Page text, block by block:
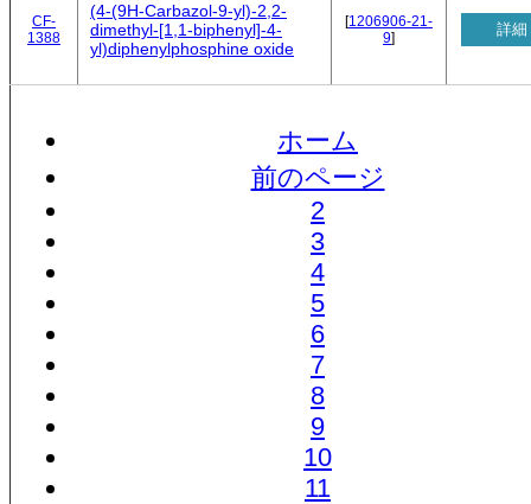
CF-
1388
(4-(9H-Carbazol-9-yl)-2,2-
dimethyl-[1,1-biphenyl]-4-
yl)diphenylphosphine oxide
[1206906-21-
9] 詳細
ホーム
前のページ
2
3
4
5
6
7
8
9
10
11